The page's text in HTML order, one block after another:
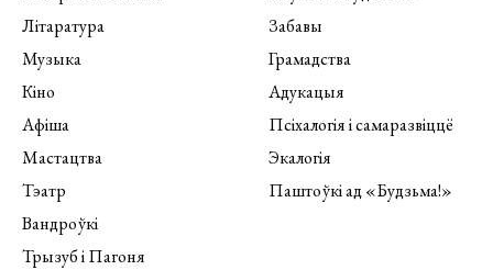
Літаратура
Музыка
Кіно
Афіша
Мастацтва
Тэатр
Вандроўкі
Трызуб і Пагоня
Забавы
Грамадства
Адукацыя
Псіхалогія і самаразвіццё
Экалогія
Паштоўкі ад «Будзьма!»